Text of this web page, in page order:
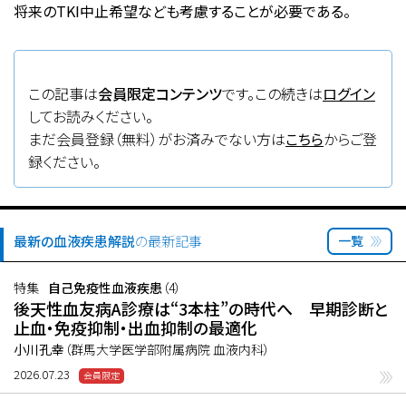
将来のTKI中止希望なども考慮することが必要である。
この記事は会員限定コンテンツです。この続きはログイン
してお読みください。
まだ会員登録（無料）がお済みでない方はこちらからご登
録ください。
最新の血液疾患解説の最新記事 一覧
特集 自己免疫性血液疾患 （4）
後天性血友病A診療は“3本柱”の時代へ 早期診断と
止血・免疫抑制・出血抑制の最適化
小川孔幸 （群馬大学医学部附属病院 血液内科）
2026.07.23